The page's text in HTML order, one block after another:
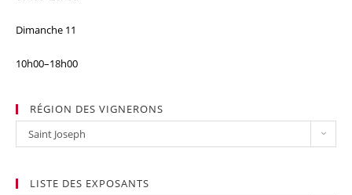
Dimanche 11
10h00–18h00
RÉGION DES VIGNERONS
Région
des
Saint Joseph
LISTE DES EXPOSANTS